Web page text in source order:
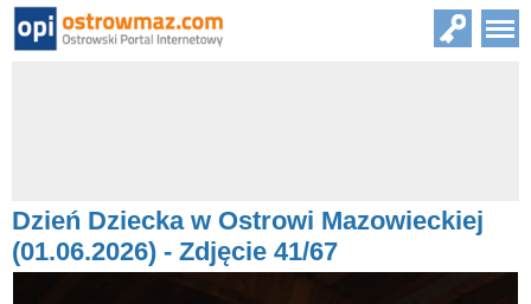
Dzień Dziecka w Ostrowi Mazowieckiej
(01.06.2026) - Zdjęcie 41/67